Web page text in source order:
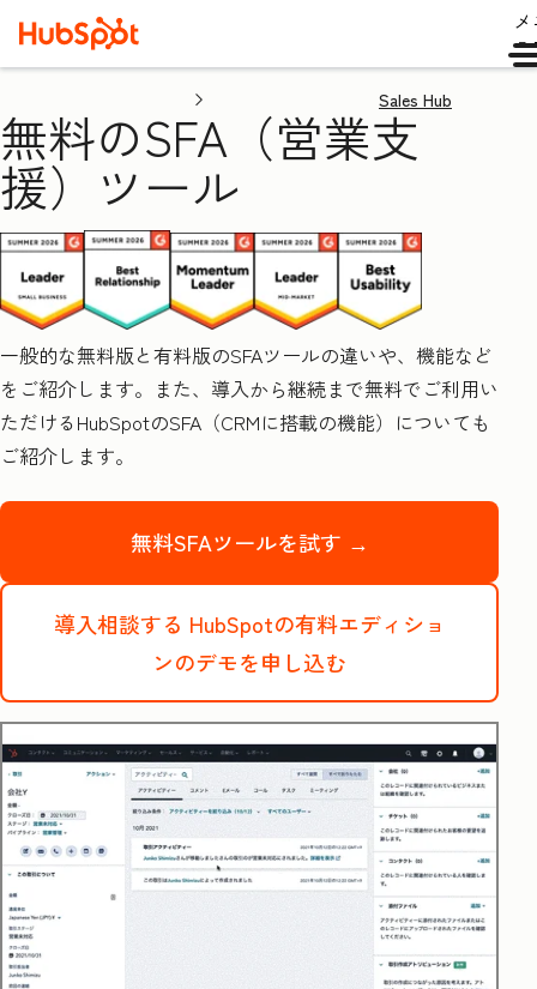
Sales Hub
無料のSFA（営業支
援）ツール
一般的な無料版と有料版のSFAツールの違いや、機能など
をご紹介します。また、導入から継続まで無料でご利用い
ただけるHubSpotのSFA（CRMに搭載の機能）についても
ご紹介します。
無料SFAツールを試す →
導入相談する HubSpotの有料エディショ
ンのデモを申し込む